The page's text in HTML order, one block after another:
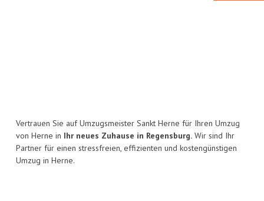
Vertrauen Sie auf Umzugsmeister Sankt Herne für Ihren Umzug
von Herne in Ihr neues Zuhause in Regensburg. Wir sind Ihr
Partner für einen stressfreien, effizienten und kostengünstigen
Umzug in Herne.